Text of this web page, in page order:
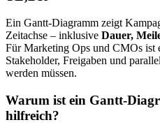
Ein Gantt-Diagramm zeigt
Zeitachse – inklusive Dauer,
Für Marketing Ops und CMOs ist
Stakeholder, Freigaben und
werden müssen.
Warum ist ein Gantt-
hilfreich?